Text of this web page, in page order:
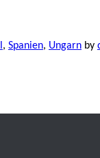
, Spanien, Ungarn by